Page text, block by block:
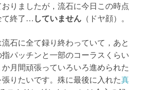
りましたが，流石に今日この時点
て終了… していません （ドヤ顔）。
石に全て録り終わっていて，あと
パッチンと一部のコーラスくらい
月間頑張っていろいろ進められた
りたいです。殊に最後に入れた真